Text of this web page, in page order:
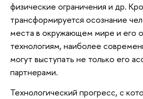
физические ограничения и др.
трансформируется осознание
места в окружающем мире и его
технологиям, наиболее
могут выступать не только его
партнерами.
Технологический прогресс, с